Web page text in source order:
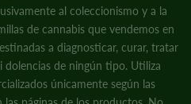
al coleccionismo y a la
de cannabis que vendemos en
a diagnosticar, curar, tratar
dolencias de ningún tipo. Utiliza
únicamente según las